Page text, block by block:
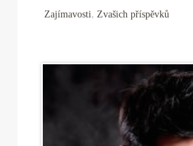
Zajímavosti, Zvašich příspěvků